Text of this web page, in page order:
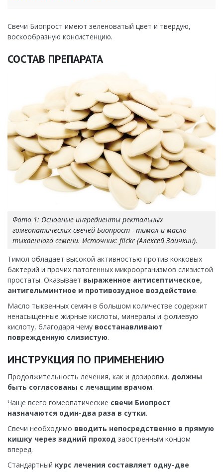
Свечи Биопрост имеют зеленоватый цвет и твердую,
воскообразную консистенцию.
СОСТАВ ПРЕПАРАТА
Фото 1: Основные ингредиенты ректальных
гомеопатических свечей Биопрост - тимол и масло
тыквенного семени. Источник: flickr (Алексей Заичкин).
Тимол обладает высокой активностью против кокковых
бактерий и прочих патогенных микроорганизмов слизистой
простаты. Оказывает выраженное антисептическое,
антигельминтное и противозудное воздействие.
Масло тыквенных семян в большом количестве содержит
ненасыщенные жирные кислоты, минералы и фолиевую
кислоту, благодаря чему восстанавливают
поврежденную слизистую.
ИНСТРУКЦИЯ ПО ПРИМЕНЕНИЮ
Продолжительность лечения, как и дозировки, должны
быть согласованы с лечащим врачом.
Чаще всего гомеопатические свечи Биопрост
назначаются один-два раза в сутки.
Свечи необходимо вводить непосредственно в прямую
кишку через задний проход заостренным концом
вперед.
Стандартный курс лечения составляет одну-две